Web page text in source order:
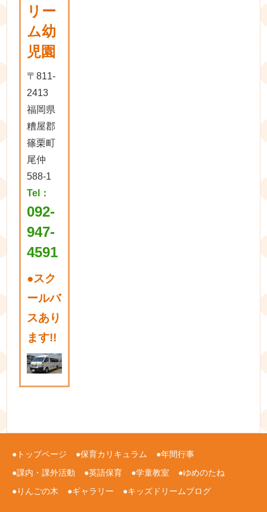
リー
ム幼
児園
〒811-
2413
福岡県
糟屋郡
篠栗町
尾仲
588-1
Tel：
092-
947-
4591
●スク
ールバ
スあり
ます!!
トップページ 保育カリキュラム
年間行事
課内・課外活動
英語保育 学童教室
ゆめのたね
りんごの木
ギャラリー キッズドリームブログ